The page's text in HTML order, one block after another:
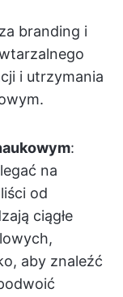
branding i
i utrzymania
:
na
od
ciągłe
aby znaleźć